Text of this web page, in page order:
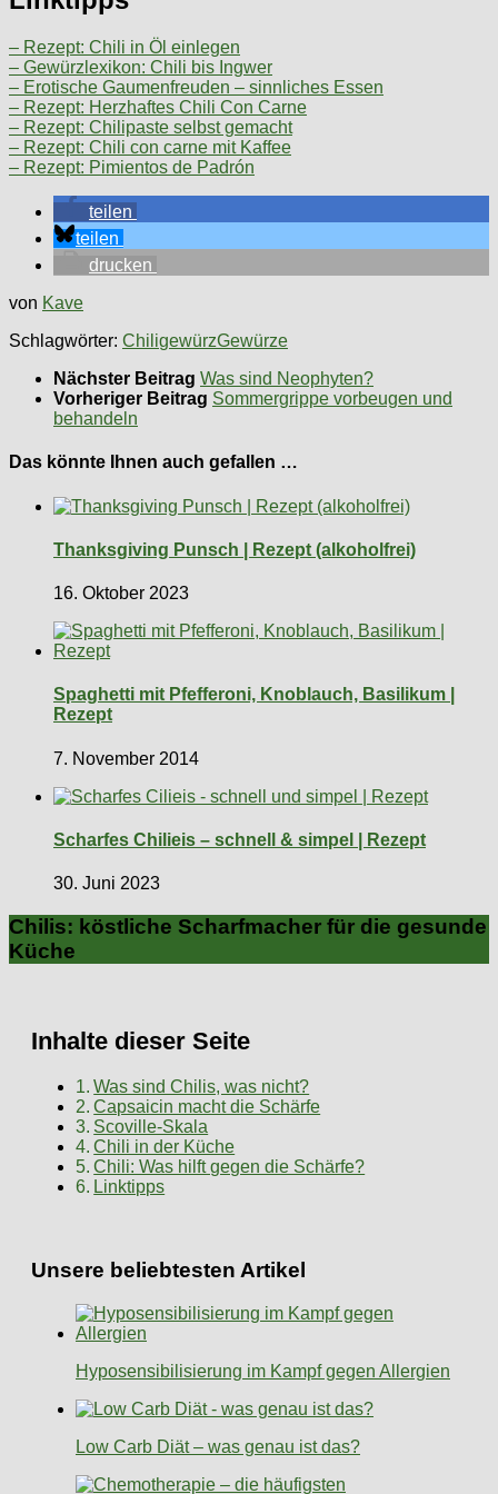
– Rezept: Chili in Öl einlegen
– Gewürzlexikon: Chili bis Ingwer
– Erotische Gaumenfreuden – sinnliches Essen
– Rezept: Herzhaftes Chili Con Carne
– Rezept: Chilipaste selbst gemacht
– Rezept: Chili con carne mit Kaffee
– Rezept: Pimientos de Padrón
teilen
teilen
drucken
von Kave
Schlagwörter: ChiligewürzGewürze
Nächster Beitrag Was sind Neophyten?
Vorheriger Beitrag Sommergrippe vorbeugen und
behandeln
Das könnte Ihnen auch gefallen …
Thanksgiving Punsch | Rezept (alkoholfrei)
16. Oktober 2023
Spaghetti mit Pfefferoni, Knoblauch, Basilikum |
Rezept
7. November 2014
Scharfes Chilieis – schnell & simpel | Rezept
30. Juni 2023
Chilis: köstliche Scharfmacher für die gesunde
Küche
Inhalte dieser Seite
Was sind Chilis, was nicht?
Capsaicin macht die Schärfe
Scoville-Skala
Chili in der Küche
Chili: Was hilft gegen die Schärfe?
Linktipps
Unsere beliebtesten Artikel
Hyposensibilisierung im Kampf gegen Allergien
Low Carb Diät – was genau ist das?